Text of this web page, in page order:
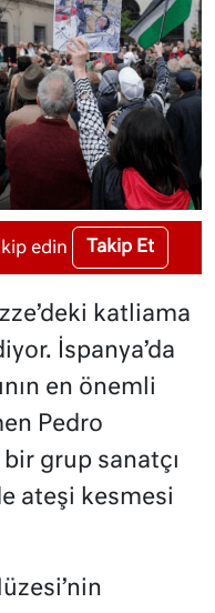
edin Takip Et
katliama
İspanya’da
en önemli
Pedro
grup sanatçı
ateşi kesmesi